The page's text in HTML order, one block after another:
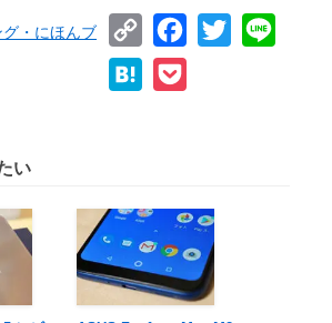
Copy
Link
Facebook
Twitter
Hatena
い